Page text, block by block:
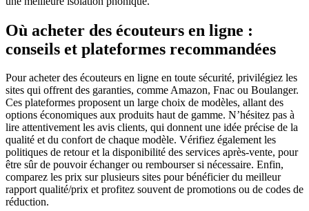
Où acheter des écouteurs en ligne :
conseils et plateformes recommandées
Pour acheter des écouteurs en ligne en toute sécurité, privilégiez les
sites qui offrent des garanties, comme Amazon, Fnac ou Boulanger.
Ces plateformes proposent un large choix de modèles, allant des
options économiques aux produits haut de gamme. N’hésitez pas à
lire attentivement les avis clients, qui donnent une idée précise de la
qualité et du confort de chaque modèle. Vérifiez également les
politiques de retour et la disponibilité des services après-vente, pour
être sûr de pouvoir échanger ou rembourser si nécessaire. Enfin,
comparez les prix sur plusieurs sites pour bénéficier du meilleur
rapport qualité/prix et profitez souvent de promotions ou de codes de
réduction.